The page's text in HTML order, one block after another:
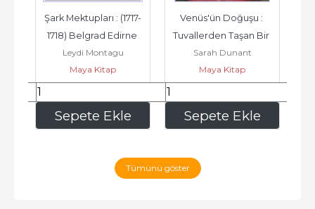
Sepete Ekle
Şark Mektupları : (1717-
1718) Belgrad Edirne
İstanbul -
Leydi Montagu
Maya Kitap
140,25 Sepete Ekle
Venüs'ün Doğuşu :
Tuvallerden Taşan Bir
Tutku -
Sarah Dunant
Maya Kitap
345,00
Tümünü göster